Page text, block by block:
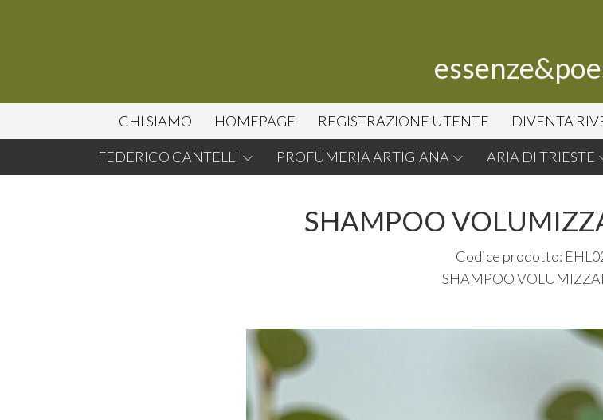
CHI SIAMO HOMEPAGE REGISTRAZIONE UTENTE DIVENTA
FEDERICO CANTELLI PROFUMERIA ARTIGIANA ARIA DI TRIESTE
SHAMPOO
Codice prodotto:
SHAMPOO